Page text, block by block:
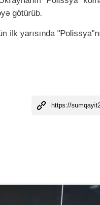
götürüb.
ilk yarısında "Polissya